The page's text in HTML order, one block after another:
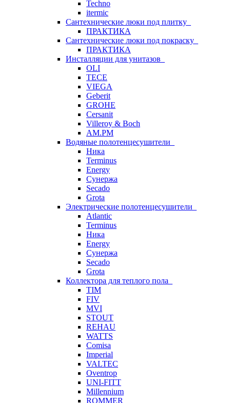
Techno
itermic
Сантехнические люки под плитку
ПРАКТИКА
Сантехнические люки под покраску
ПРАКТИКА
Инсталляции для унитазов
OLI
TECE
VIEGA
Geberit
GROHE
Cersanit
Villeroy & Boch
AM.PM
Водяные полотенцесушители
Ника
Terminus
Energy
Сунержа
Secado
Grota
Электрические полотенцесушители
Atlantic
Terminus
Ника
Energy
Сунержа
Secado
Grota
Коллектора для теплого пола
TIM
FIV
MVI
STOUT
REHAU
WATTS
Comisa
Imperial
VALTEC
Oventrop
UNI-FITT
Millennium
ROMMER